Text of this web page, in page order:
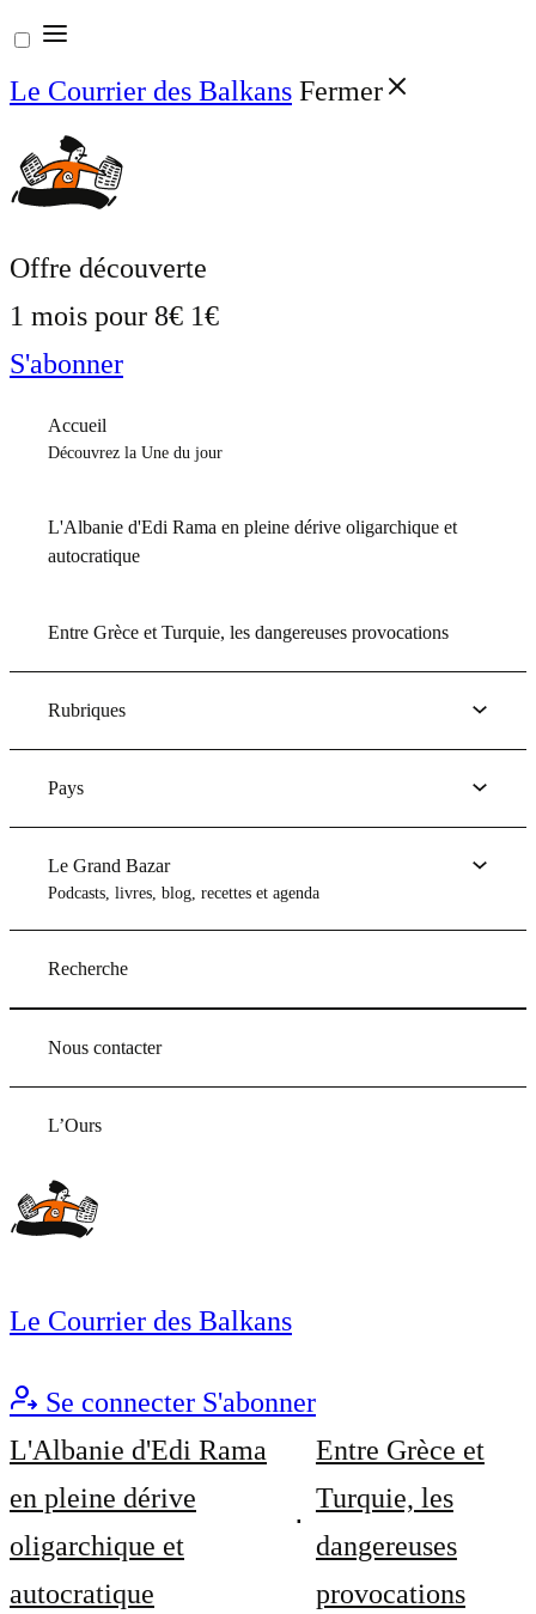
Aller
au
contenu
Le Courrier des Balkans Fermer
Offre découverte
1 mois pour 8€ 1€
S'abonner
Accueil
Découvrez la Une du jour
L'Albanie d'Edi Rama en pleine dérive oligarchique et
autocratique
Entre Grèce et Turquie, les dangereuses provocations
Rubriques
Pays
Le Grand Bazar
Podcasts, livres, blog, recettes et agenda
Recherche
Nous contacter
L’Ours
Le Courrier des Balkans
Se connecter S'abonner
L'Albanie d'Edi Rama
en pleine dérive
oligarchique et
autocratique
Entre Grèce et
Turquie, les
dangereuses
provocations